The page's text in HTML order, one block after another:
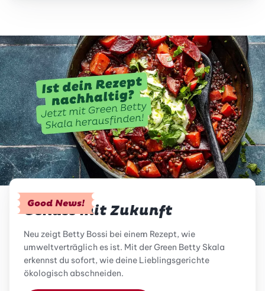
Good News!
Genuss mit Zukunft
Neu zeigt Betty Bossi bei einem Rezept, wie
umweltverträglich es ist. Mit der Green Betty Skala
erkennst du sofort, wie deine Lieblingsgerichte
ökologisch abschneiden.